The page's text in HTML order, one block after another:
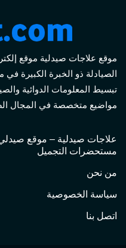
موقع علاجات صيدلية موقع
الصيادلة ذو الخبرة الكبيرة
تبسيط المعلومات الدوائية
مواضيع متخصصة في المجال
علاجات صيدلية – موقع
مستحضرات التجميل
من نحن
سياسة الخصوصية
اتصل بنا